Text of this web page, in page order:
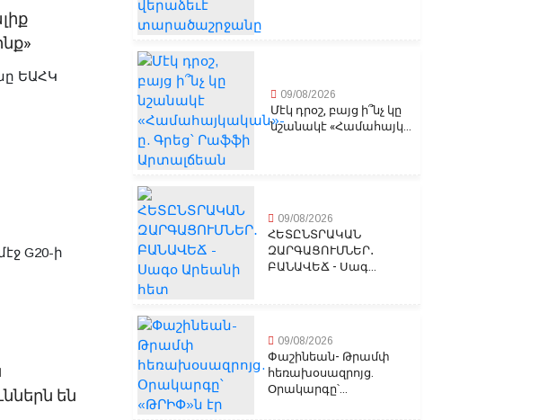
ԵԱՀԿ
G20-ի
են
09/08/2026
Մէկ դրօշ, բայց ի՞նչ կը
նշանակէ «Համահայկ...
09/08/2026
ՀԵՏԸՆՏՐԱԿԱՆ
ԶԱՐԳԱՑՈՒՄՆԵՐ․
ԲԱՆԱՎԵՃ - Սագ...
09/08/2026
Փաշինեան- Թրամփ
հեռախօսազրոյց.
Օրակարգը՝...